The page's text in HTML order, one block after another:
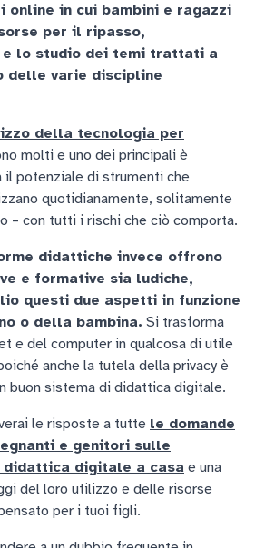
online in cui bambini e ragazzi
per il ripasso,
e lo studio dei temi trattati a
delle varie discipline
della tecnologia per
molti e uno dei principali è
potenziale di strumenti che
quotidianamente, solitamente
– con tutti i rischi che ciò comporta.
didattiche invece offrono
e formative sia ludiche,
questi due aspetti in funzione
o della bambina. Si trasforma
e del computer in qualcosa di utile
anche la tutela della privacy è
buon sistema di didattica digitale.
le risposte a tutte le domande
e genitori sulle
digitale a casa e una
del loro utilizzo e delle risorse
per i tuoi figli.